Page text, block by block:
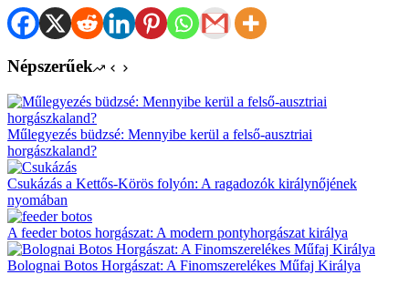
Népszerűek
Műlegyezés büdzsé: Mennyibe kerül a felső-ausztriai
horgászkaland?
Csukázás a Kettős-Körös folyón: A ragadozók királynőjének
nyomában
A feeder botos horgászat: A modern pontyhorgászat királya
Bolognai Botos Horgászat: A Finomszerelékes Műfaj Királya